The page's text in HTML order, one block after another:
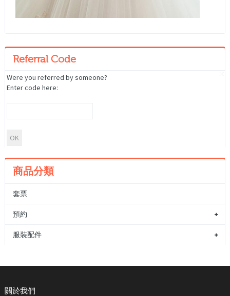
Referral Code
Were you referred by someone?
Enter code here:
商品分類
套票
預約
服裝配件
關於我們